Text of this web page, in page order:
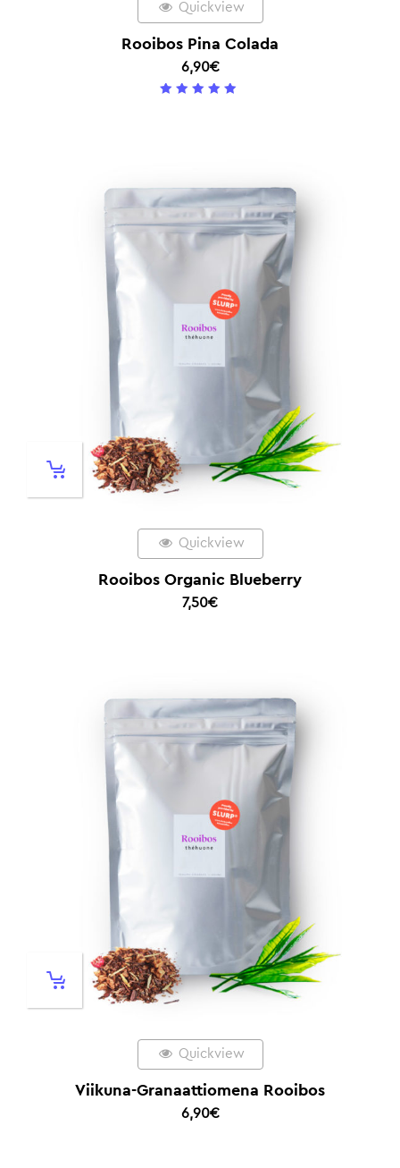
Quickview
Rooibos Pina Colada
6,90€
Quickview
Rooibos Organic Blueberry
7,50€
Quickview
Viikuna-Granaattiomena Rooibos
6,90€